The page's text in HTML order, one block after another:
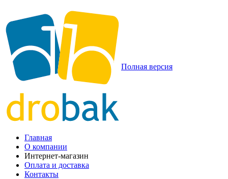
Полная версия
Главная
О компании
Интернет-магазин
Оплата и доставка
Контакты